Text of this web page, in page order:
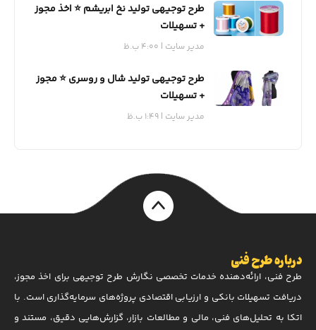
طرح توجیهی تولید نخ ابریشم ⭐️ اخذ مجوز
+ تسهیلات
مدیر سایت 4:00 ب.ظ
طرح توجیهی تولید شال و روسری ⭐️ مجوز
+ تسهیلات
مدیر سایت 1:49 ب.ظ
درباره طرح فنی
طرح فنی، ارائه‌دهنده خدمات تخصصی نگارش طرح توجیهی برای اخذ مجوز،
دریافت تسهیلات بانکی و ارزیابی اقتصادی پروژه‌های سرمایه‌گذاری است. با
اتکا به تحلیل‌های فنی، مالی و مطالعات بازار، گزارش‌هایی دقیق، مستند و